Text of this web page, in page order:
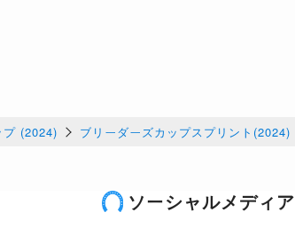
プ (2024) ブリーダーズカップスプリント(2024)
ソーシャルメディア